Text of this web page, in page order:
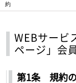
約
WEBサービ
ページ」会
第1条 規約